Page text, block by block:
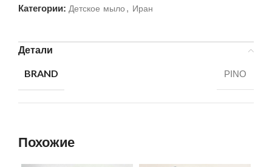
Категории: Детское мыло , Иран
Детали
BRAND PINO
Похожие